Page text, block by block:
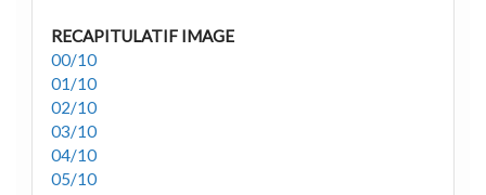
RECAPITULATIF IMAGE
00/10
01/10
02/10
03/10
04/10
05/10